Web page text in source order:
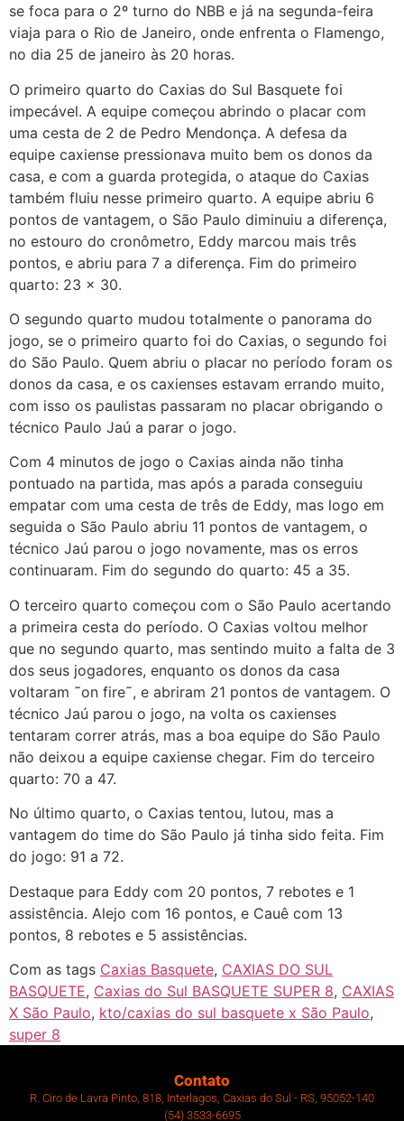
se foca para o 2º turno do NBB e já na segunda-feira
viaja para o Rio de Janeiro, onde enfrenta o Flamengo,
no dia 25 de janeiro às 20 horas.
O primeiro quarto do Caxias do Sul Basquete foi
impecável. A equipe começou abrindo o placar com
uma cesta de 2 de Pedro Mendonça. A defesa da
equipe caxiense pressionava muito bem os donos da
casa, e com a guarda protegida, o ataque do Caxias
também fluiu nesse primeiro quarto. A equipe abriu 6
pontos de vantagem, o São Paulo diminuiu a diferença,
no estouro do cronômetro, Eddy marcou mais três
pontos, e abriu para 7 a diferença. Fim do primeiro
quarto: 23 x 30.
O segundo quarto mudou totalmente o panorama do
jogo, se o primeiro quarto foi do Caxias, o segundo foi
do São Paulo. Quem abriu o placar no período foram os
donos da casa, e os caxienses estavam errando muito,
com isso os paulistas passaram no placar obrigando o
técnico Paulo Jaú a parar o jogo.
Com 4 minutos de jogo o Caxias ainda não tinha
pontuado na partida, mas após a parada conseguiu
empatar com uma cesta de três de Eddy, mas logo em
seguida o São Paulo abriu 11 pontos de vantagem, o
técnico Jaú parou o jogo novamente, mas os erros
continuaram. Fim do segundo do quarto: 45 a 35.
O terceiro quarto começou com o São Paulo acertando
a primeira cesta do período. O Caxias voltou melhor
que no segundo quarto, mas sentindo muito a falta de 3
dos seus jogadores, enquanto os donos da casa
voltaram ˜on fire˜, e abriram 21 pontos de vantagem. O
técnico Jaú parou o jogo, na volta os caxienses
tentaram correr atrás, mas a boa equipe do São Paulo
não deixou a equipe caxiense chegar. Fim do terceiro
quarto: 70 a 47.
No último quarto, o Caxias tentou, lutou, mas a
vantagem do time do São Paulo já tinha sido feita. Fim
do jogo: 91 a 72.
Destaque para Eddy com 20 pontos, 7 rebotes e 1
assistência. Alejo com 16 pontos, e Cauê com 13
pontos, 8 rebotes e 5 assistências.
Com as tags Caxias Basquete, CAXIAS DO SUL
BASQUETE, Caxias do Sul BASQUETE SUPER 8, CAXIAS
X São Paulo, kto/caxias do sul basquete x São Paulo,
super 8
Contato
R. Ciro de Lavra Pinto, 818, Interlagos, Caxias do Sul - RS, 95052-140
(54) 3533-6695